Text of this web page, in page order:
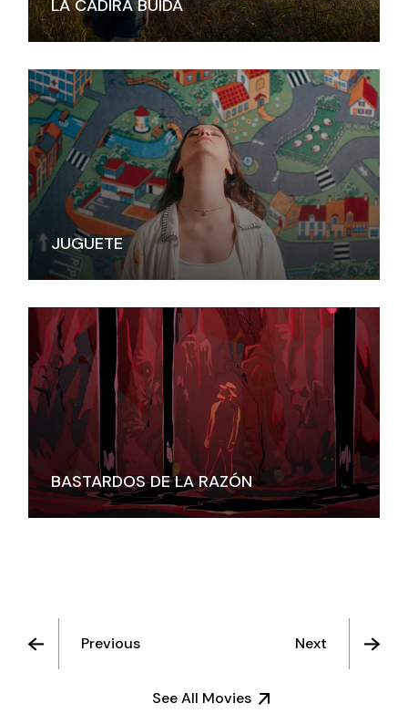
LA CADIRA BUIDA
JUGUETE
BASTARDOS DE LA RAZÓN
Previous
See All Movies
Next